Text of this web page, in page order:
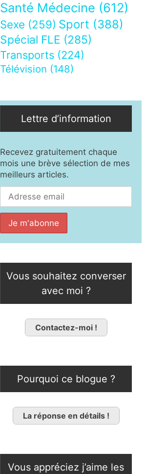
Santé Médecine (612)
Sexe (259) Sport (388)
Spécial FLE (285)
Transports (224)
Télévision (148)
Lettre d’information
Recevez gratuitement chaque
mois une brève sélection de mes
meilleurs articles.
Vous souhaitez converser
avec moi ?
Contactez-moi !
Pourquoi ce blogue ?
La réponse en détails !
Vous appréciez j’aime les